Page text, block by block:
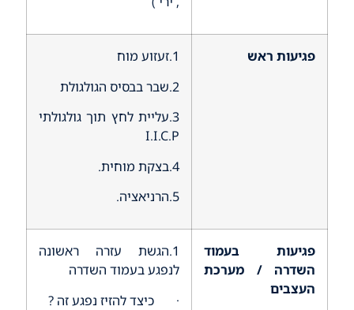
פגיעות ראש
1.זעזוע מוח
2.שבר בבסיס הגולגולת
3.עליית לחץ תוך גולגולתי
I.I.C.P
4.בצקת מוחית.
5.הרניאציה.
פגיעות בעמוד
השדרה / מערכת
העצבים
1.הגשת עזרה ראשונה
לנפגע בעמוד השדרה
· כיצד להזיז נפגע זה ?